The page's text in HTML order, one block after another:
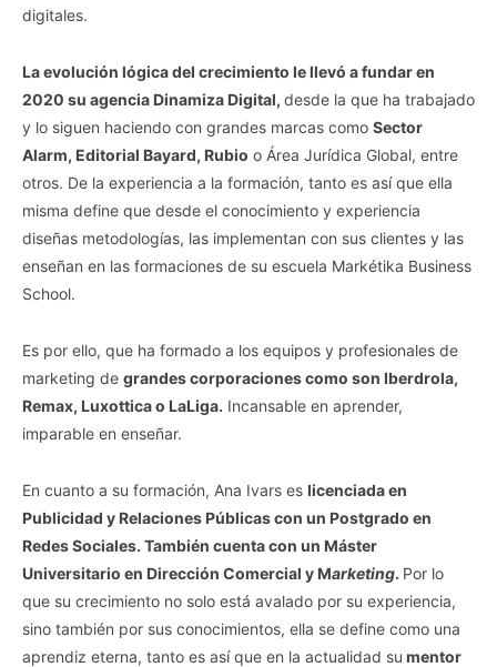
digitales.
La evolución lógica del crecimiento le llevó a fundar en
2020 su agencia Dinamiza Digital, desde la que ha trabajado
y lo siguen haciendo con grandes marcas como Sector
Alarm, Editorial Bayard, Rubio o Área Jurídica Global, entre
otros. De la experiencia a la formación, tanto es así que ella
misma define que desde el conocimiento y experiencia
diseñas metodologías, las implementan con sus clientes y las
enseñan en las formaciones de su escuela Markétika Business
School.
Es por ello, que ha formado a los equipos y profesionales de
marketing de grandes corporaciones como son Iberdrola,
Remax, Luxottica o LaLiga. Incansable en aprender,
imparable en enseñar.
En cuanto a su formación, Ana Ivars es licenciada en
Publicidad y Relaciones Públicas con un Postgrado en
Redes Sociales. También cuenta con un Máster
Universitario en Dirección Comercial y Marketing. Por lo
que su crecimiento no solo está avalado por su experiencia,
sino también por sus conocimientos, ella se define como una
aprendiz eterna, tanto es así que en la actualidad su mentor